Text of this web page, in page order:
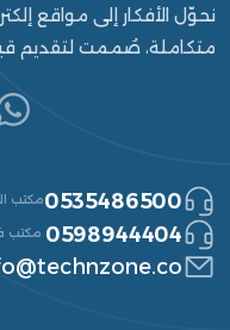
نحوّل الأفكار إلى مواقع
متكاملة، صُممت لتقديم
0535486500مكتب
0598944404 مكتب